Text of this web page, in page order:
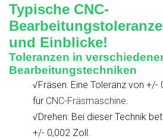
Typische CNC-
und Einblicke!
Toleranzen in
Bearbeitungstechniken
√Fräsen: Eine Toleranz von
für CNC-Fräsmaschine.
√Drehen: Bei dieser Technik
+/- 0,002 Zoll.